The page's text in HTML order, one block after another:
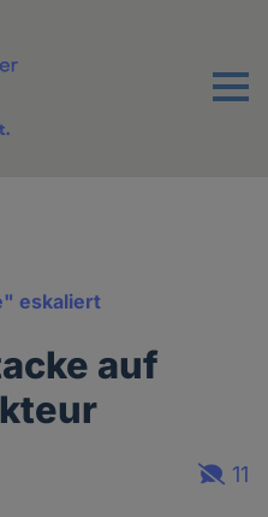
Menu
eskaliert
auf
11